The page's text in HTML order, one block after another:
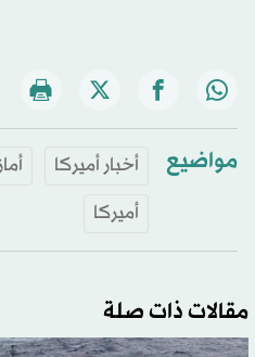
مواضيع أخبار أميركا
أميركا
مقالات ذات صلة